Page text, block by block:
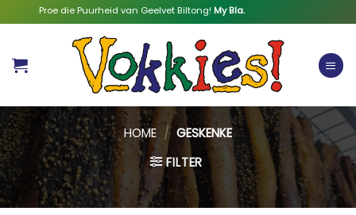
to
Proe die Puurheid van Geelvet Biltong!My Bla.
HOME / GESKENKE
FILTER